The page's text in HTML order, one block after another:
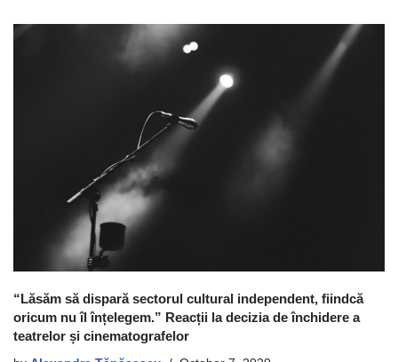
“Lăsăm să dispară sectorul cultural independent, fiindcă
oricum nu îl înțelegem.” Reacții la decizia de închidere a
teatrelor și cinematografelor